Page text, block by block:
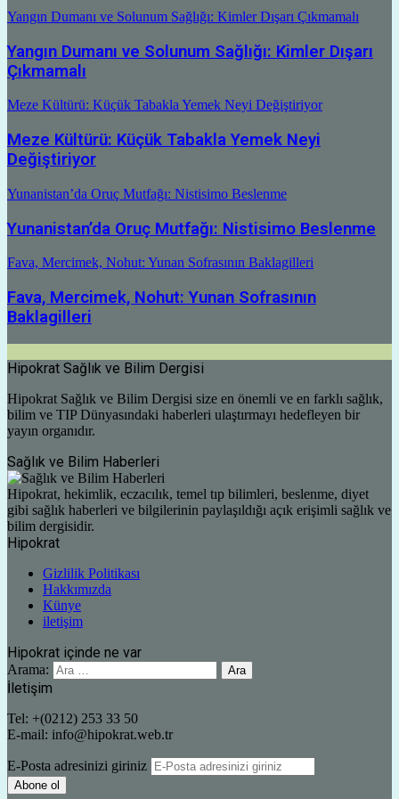
Yangın Dumanı ve Solunum Sağlığı: Kimler Dışarı Çıkmamalı
Yangın Dumanı ve Solunum Sağlığı: Kimler Dışarı
Çıkmamalı
Meze Kültürü: Küçük Tabakla Yemek Neyi Değiştiriyor
Meze Kültürü: Küçük Tabakla Yemek Neyi
Değiştiriyor
Yunanistan’da Oruç Mutfağı: Nistisimo Beslenme
Yunanistan’da Oruç Mutfağı: Nistisimo Beslenme
Fava, Mercimek, Nohut: Yunan Sofrasının Baklagilleri
Fava, Mercimek, Nohut: Yunan Sofrasının
Baklagilleri
Hipokrat Sağlık ve Bilim Dergisi
Hipokrat Sağlık ve Bilim Dergisi size en önemli ve en farklı sağlık,
bilim ve TIP Dünyasındaki haberleri ulaştırmayı hedefleyen bir
yayın organıdır.
Sağlık ve Bilim Haberleri
Hipokrat, hekimlik, eczacılık, temel tıp bilimleri, beslenme, diyet
gibi sağlık haberleri ve bilgilerinin paylaşıldığı açık erişimli sağlık ve
bilim dergisidir.
Hipokrat
Gizlilik Politikası
Hakkımızda
Künye
iletişim
Hipokrat içinde ne var
Arama:
İletişim
Tel: +(0212) 253 33 50
E-mail: info@hipokrat.web.tr
E-Posta adresinizi giriniz